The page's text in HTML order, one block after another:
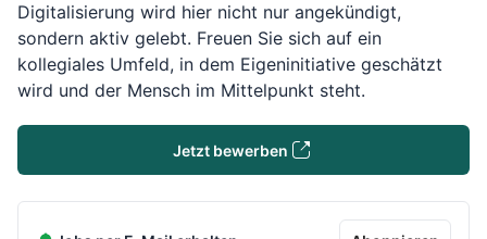
Digitalisierung wird hier nicht nur angekündigt,
sondern aktiv gelebt. Freuen Sie sich auf ein
kollegiales Umfeld, in dem Eigeninitiative geschätzt
wird und der Mensch im Mittelpunkt steht.
Jetzt bewerben